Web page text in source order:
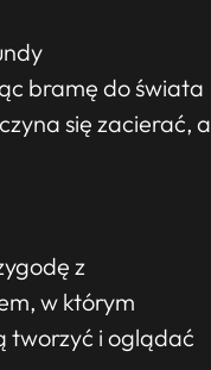
bramę do świata
się zacierać, a
z
w którym
tworzyć i oglądać